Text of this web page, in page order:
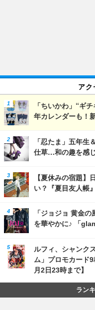
アク
「ちいかわ」“ギ
年カレンダーも！
「忍たま」五年生
仕草…和の趣を感
【夏休みの宿題】
い？『夏目友人帳
「ジョジョ 黄金
を華やかに♪ 「
ルフィ、シャンク
ム」プロモカード
月2日23時まで】
ラン